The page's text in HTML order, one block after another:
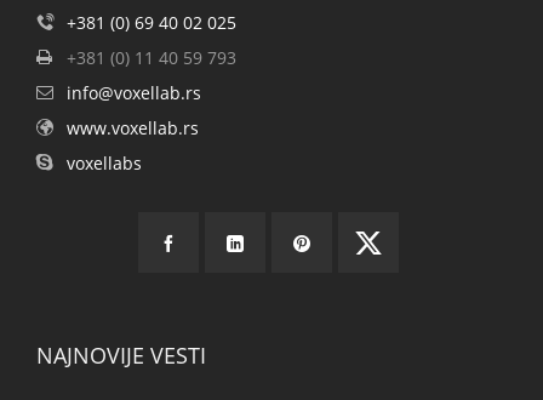
+381 (0) 69 40 02 025
+381 (0) 11 40 59 793
info@voxellab.rs
www.voxellab.rs
voxellabs
NAJNOVIJE VESTI